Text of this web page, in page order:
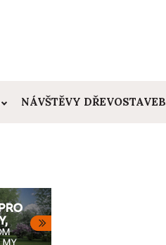
NÁVŠTĚVY DŘEVOSTAVEB